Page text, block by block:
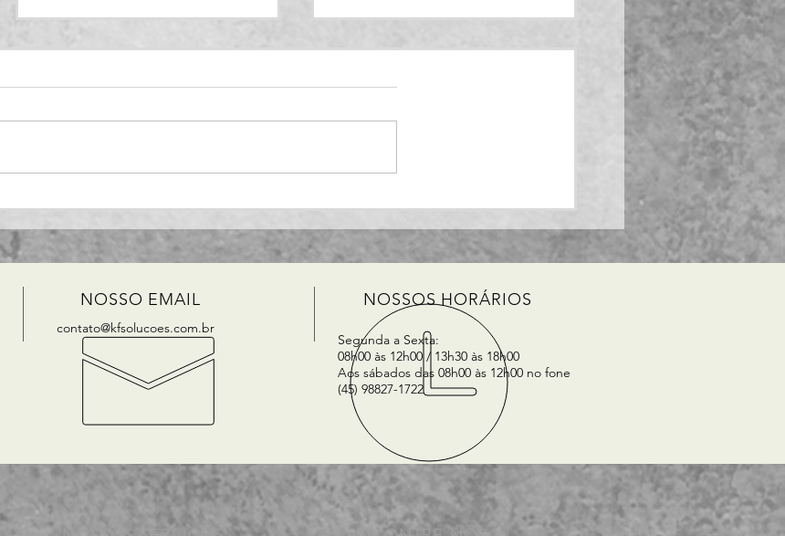
de Múltiplas parcelas no
Contas a pagar ?
no Contas a pagar ?
NOSSO EMAIL
contato@kfsolucoes.com.br
NOSSOS HORÁRIOS
Segunda a Sexta:
08h00 às 12h00 / 13h30 às 18h00
Aos sábados das 08h00 às 12h00 no fone
(45) 98827-1722